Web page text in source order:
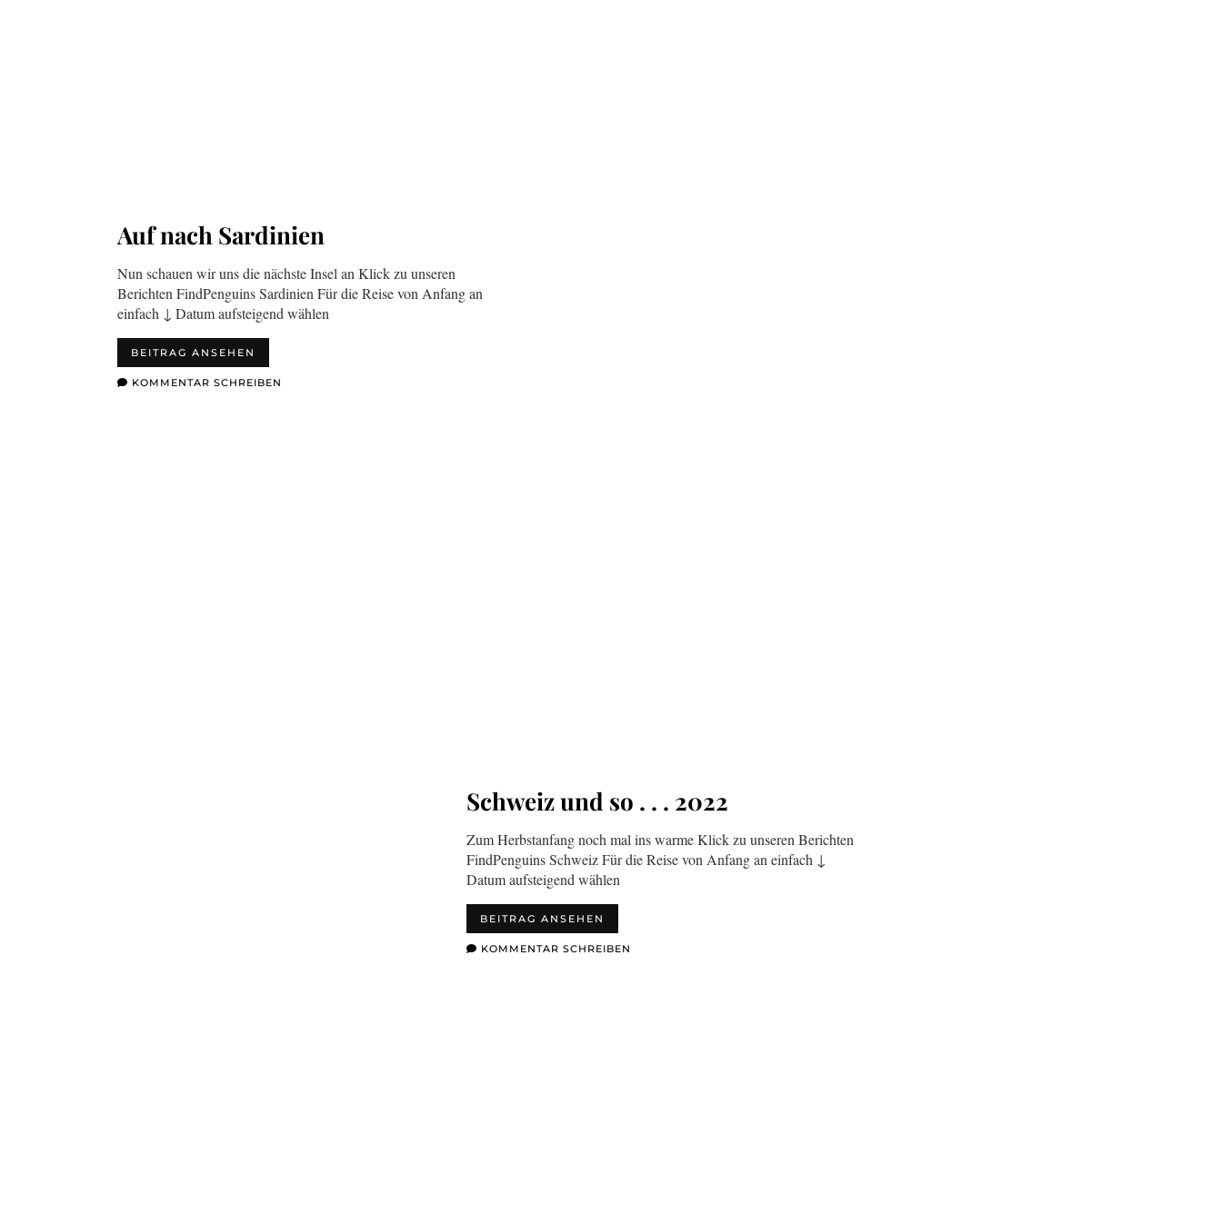
Auf nach Sardinien
Nun schauen wir uns die nächste Insel an Klick zu unseren
Berichten FindPenguins Sardinien Für die Reise von Anfang an
einfach ↓ Datum aufsteigend wählen
BEITRAG ANSEHEN
KOMMENTAR SCHREIBEN
Schweiz und so . . . 2022
Zum Herbstanfang noch mal ins warme Klick zu unseren Berichten
FindPenguins Schweiz Für die Reise von Anfang an einfach ↓
Datum aufsteigend wählen
BEITRAG ANSEHEN
KOMMENTAR SCHREIBEN